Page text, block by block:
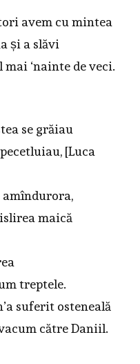
avem cu mintea
și a slăvi
mai ‘nainte de veci.
se grăiau
[Luca
maică
treptele.
suferit osteneală
către Daniil.